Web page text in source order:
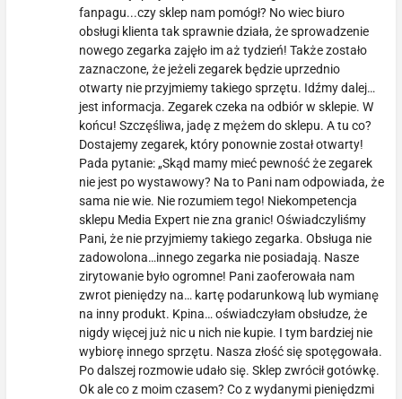
fanpagu...czy sklep nam pomógł? No wiec biuro
obsługi klienta tak sprawnie działa, że sprowadzenie
nowego zegarka zajęło im aż tydzień! Także zostało
zaznaczone, że jeżeli zegarek będzie uprzednio
otwarty nie przyjmiemy takiego sprzętu. Idźmy dalej…
jest informacja. Zegarek czeka na odbiór w sklepie. W
końcu! Szczęśliwa, jadę z mężem do sklepu. A tu co?
Dostajemy zegarek, który ponownie został otwarty!
Pada pytanie: „Skąd mamy mieć pewność że zegarek
nie jest po wystawowy? Na to Pani nam odpowiada, że
sama nie wie. Nie rozumiem tego! Niekompetencja
sklepu Media Expert nie zna granic! Oświadczyliśmy
Pani, że nie przyjmiemy takiego zegarka. Obsługa nie
zadowolona…innego zegarka nie posiadają. Nasze
zirytowanie było ogromne! Pani zaoferowała nam
zwrot pieniędzy na… kartę podarunkową lub wymianę
na inny produkt. Kpina… oświadczyłam obsłudze, że
nigdy więcej już nic u nich nie kupie. I tym bardziej nie
wybiorę innego sprzętu. Nasza złość się spotęgowała.
Po dalszej rozmowie udało się. Sklep zwrócił gotówkę.
Ok ale co z moim czasem? Co z wydanymi pieniędzmi